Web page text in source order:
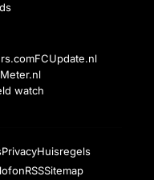
FCUpdate.nl
watch
PrivacyHuisregels
RSSSitemap